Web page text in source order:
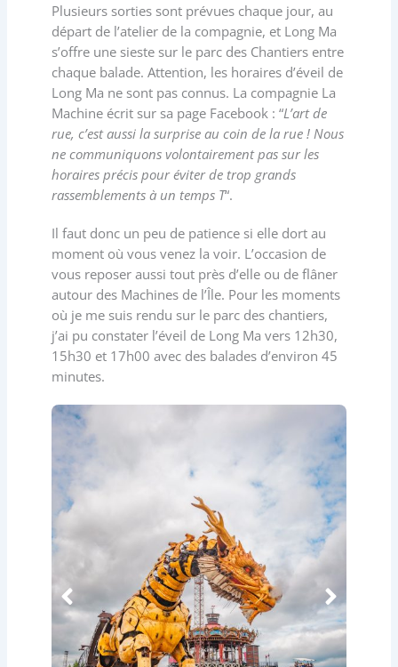
Plusieurs sorties sont prévues chaque jour, au
départ de l’atelier de la compagnie, et Long Ma
s’offre une sieste sur le parc des Chantiers entre
chaque balade. Attention, les horaires d’éveil de
Long Ma ne sont pas connus. La compagnie La
Machine écrit sur sa page Facebook : “L’art de
rue, c’est aussi la surprise au coin de la rue ! Nous
ne communiquons volontairement pas sur les
horaires précis pour éviter de trop grands
rassemblements à un temps T“.
Il faut donc un peu de patience si elle dort au
moment où vous venez la voir. L’occasion de
vous reposer aussi tout près d’elle ou de flâner
autour des Machines de l’Île. Pour les moments
où je me suis rendu sur le parc des chantiers,
j’ai pu constater l’éveil de Long Ma vers 12h30,
15h30 et 17h00 avec des balades d’environ 45
minutes.